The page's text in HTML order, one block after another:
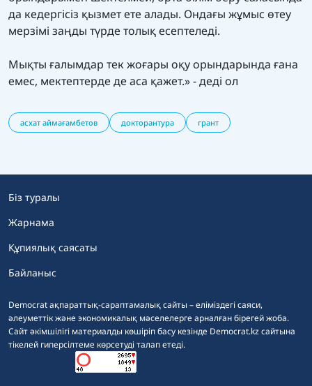
да кедергісіз қызмет ете алады. Ондағы жұмыс өтеу
мерзімі заңды түрде толық есептеледі.
Мықты ғалымдар тек жоғары оқу орындарында ғана
емес, мектептерде де аса қажет.» - деді ол
асхат аймағамбетов докторантура грант
Democrat ақпараттық-сараптамалық сайты – еліміздегі саяси,
әлеуметтік және экономикалық мәселелерге арналған бірегей жоба.
Сайт әкімшілігі материалды көшіріп басу кезінде Democrat.kz сайтына
тікелей гиперсілтеме көрсетуді талап етеді.
Біз туралы
Жарнама
Құпиялық саясаты
Байланыс